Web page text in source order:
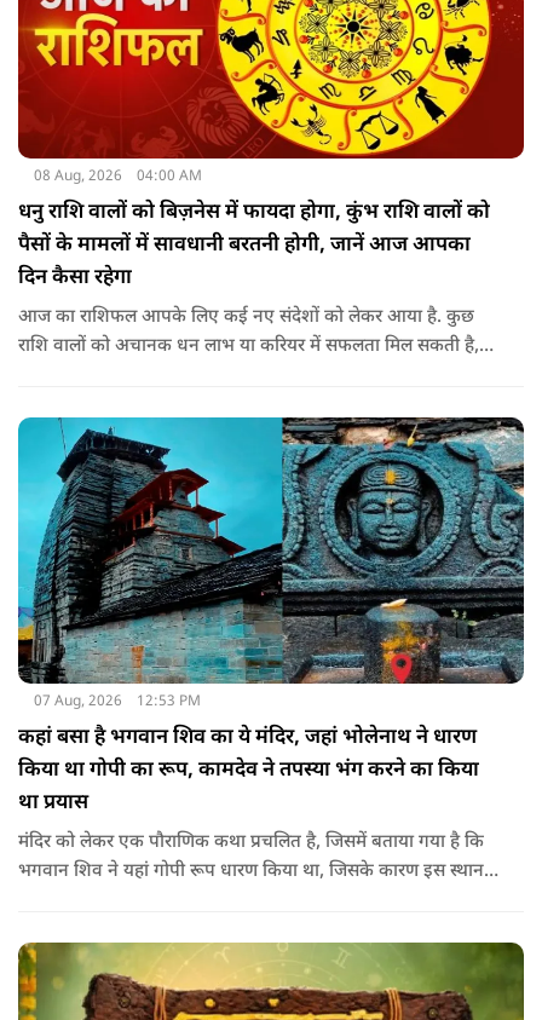
08 Aug, 2026 04:00 AM
धनु राशि वालों को बिज़नेस में फायदा होगा, कुंभ राशि वालों को
पैसों के मामलों में सावधानी बरतनी होगी, जानें आज आपका
दिन कैसा रहेगा
आज का राशिफल आपके लिए कई नए संदेशों को लेकर आया है. कुछ
राशि वालों को अचानक धन लाभ या करियर में सफलता मिल सकती है,
सकता है.
07 Aug, 2026 12:53 PM
कहां बसा है भगवान शिव का ये मंदिर, जहां भोलेनाथ ने धारण
किया था गोपी का रूप, कामदेव ने तपस्या भंग करने का किया
था प्रयास
मंदिर को लेकर एक पौराणिक कथा प्रचलित है, जिसमें बताया गया है कि
भगवान शिव ने यहां गोपी रूप धारण किया था, जिसके कारण इस स्थान